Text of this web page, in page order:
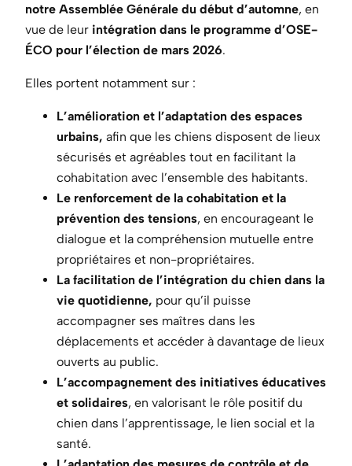
notre Assemblée Générale du début d’automne, en
vue de leur intégration dans le programme d’OSE-
ÉCO pour l’élection de mars 2026.
Elles portent notamment sur :
L’amélioration et l’adaptation des espaces
urbains, afin que les chiens disposent de lieux
sécurisés et agréables tout en facilitant la
cohabitation avec l’ensemble des habitants.
Le renforcement de la cohabitation et la
prévention des tensions, en encourageant le
dialogue et la compréhension mutuelle entre
propriétaires et non-propriétaires.
La facilitation de l’intégration du chien dans la
vie quotidienne, pour qu’il puisse
accompagner ses maîtres dans les
déplacements et accéder à davantage de lieux
ouverts au public.
L’accompagnement des initiatives éducatives
et solidaires, en valorisant le rôle positif du
chien dans l’apprentissage, le lien social et la
santé.